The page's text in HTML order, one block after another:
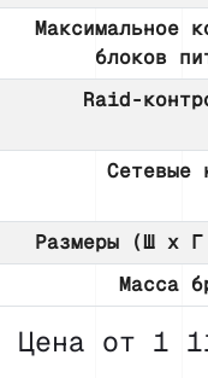
Максимальное
блоков
Raid-
Сетевые
Размеры (Ш х
Масса
Цена от 1